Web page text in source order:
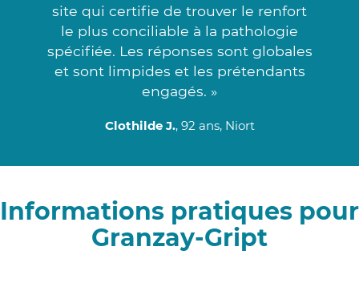
site qui certifie de trouver le renfort
le plus conciliable à la pathologie
spécifiée. Les réponses sont globales
et sont limpides et les prétendants
engagés. »
Clothilde J., 92 ans, Niort
Informations pratiques pour
Granzay-Gript